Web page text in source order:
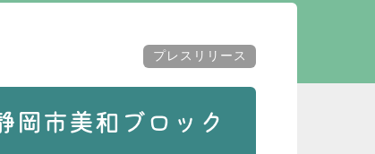
プレスリリース
市美和ブロック